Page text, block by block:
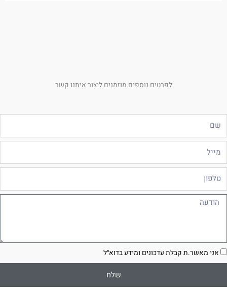
לפרטים נוספים מוזמנים ליצור איתנו קשר
אני מאשר.ת קבלת עדכונים ומידע בדוא״ל
שלח